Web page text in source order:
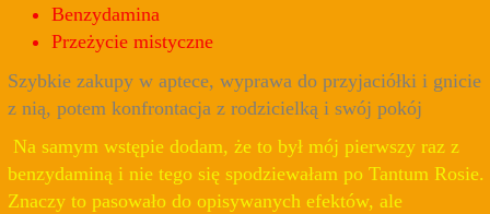
Benzydamina
Przeżycie mistyczne
Szybkie zakupy w aptece, wyprawa do przyjaciółki i gnicie
z nią, potem konfrontacja z rodzicielką i swój pokój
Na samym wstępie dodam, że to był mój pierwszy raz z
benzydaminą i nie tego się spodziewałam po Tantum Rosie.
Znaczy to pasowało do opisywanych efektów, ale